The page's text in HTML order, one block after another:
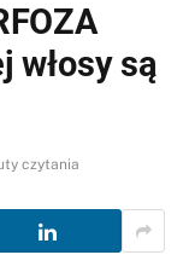
włosy są
czytania